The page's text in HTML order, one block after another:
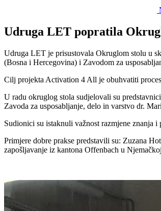
Udruga LET popratila
Udruga LET je prisustovala Okruglom stolu u
(Bosna i Hercegovina) i Zavodom za
Cilj projekta Activation 4 All je obuhvatiti
U radu okruglog stola sudjelovali su
Zavoda za usposabljanje, delo in varstvo dr.
Sudionici su istaknuli važnost razmjene znanja
Primjere dobre prakse predstavili su: Zuzana
zapošljavanje iz kantona Offenbach u